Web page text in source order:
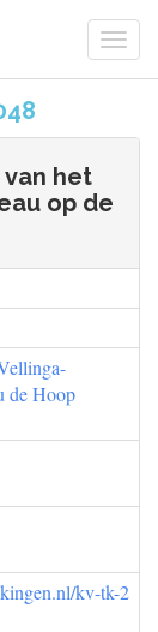
het
op de
de Hoop
kv-tk-2